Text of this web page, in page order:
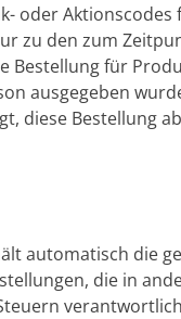
oder
zu den zum
Bestellung für
ausgegeben
diese Bestellung
automatisch die
die in